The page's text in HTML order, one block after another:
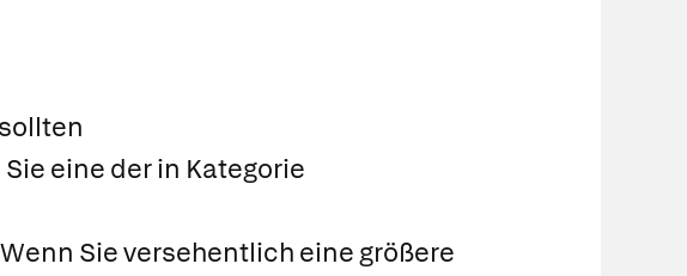
eine der in Kategorie
Sie versehentlich eine größere